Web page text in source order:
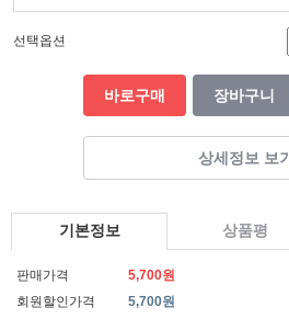
선택옵션
바로구매 장바구니
상세정보 보기
기본정보 상품평
판매가격
5,700원
회원할인가격
5,700원